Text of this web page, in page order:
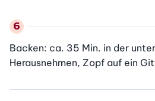
Backen: ca. 35 Min. in der
Herausnehmen, Zopf auf ein